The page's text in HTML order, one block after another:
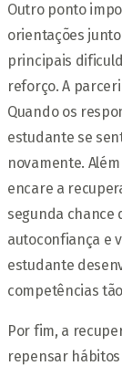
Outro ponto
orientações
principais
reforço. A
Quando os
estudante se
novamente.
encare a
segunda chance
autoconfiança e
estudante
competências
Por fim, a
repensar